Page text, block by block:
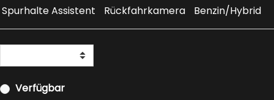
Spurhalte Assistent
Rückfahrkamera Benzin/Hybrid
Verfügbar